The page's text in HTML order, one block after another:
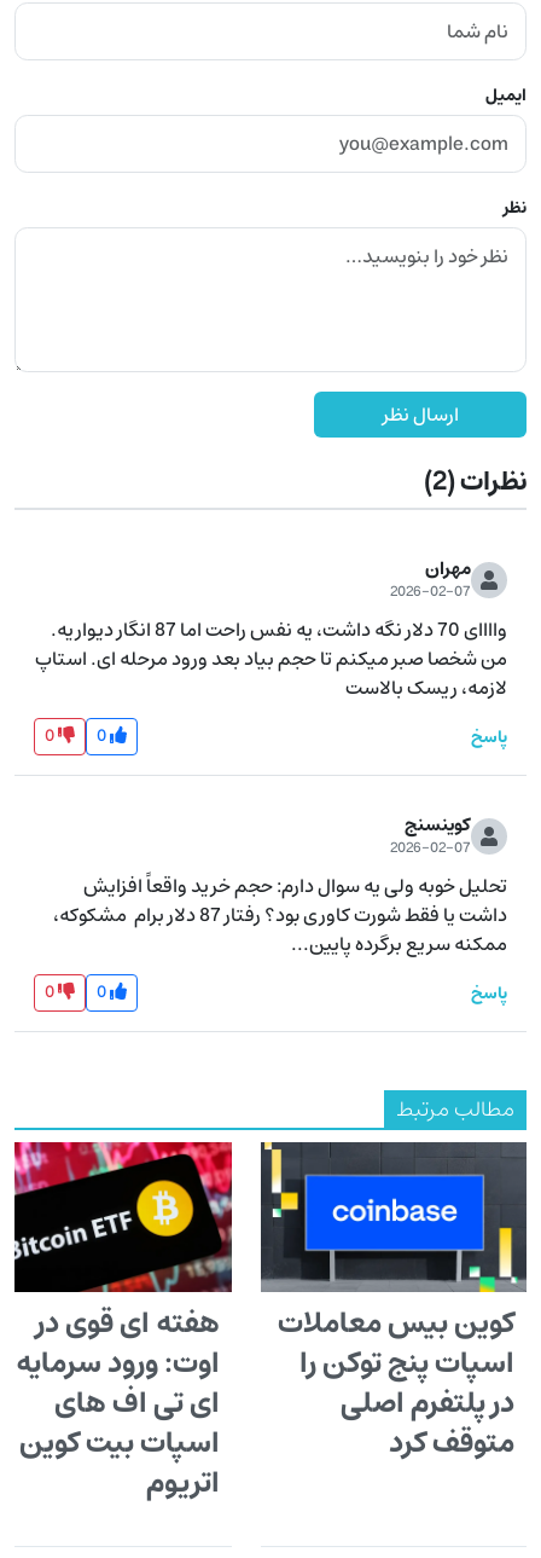
ایمیل
نظر
ارسال نظر
نظرات(2)
مهران
2026-02-07
لازمه، ریسک بالاست
پاسخ 0
0
کوینسنج
2026-02-07
ممکنه سریع برگرده پایین...
پاسخ 0
0
مطالب مرتبط
کوین بیس معاملات
اسپات پنج توکن را
در پلتفرم اصلی
متوقف کرد
هفته ای قوی در
اوت: ورود سرمایه
ای تی اف های
اسپات بیت کوین و
اتریوم